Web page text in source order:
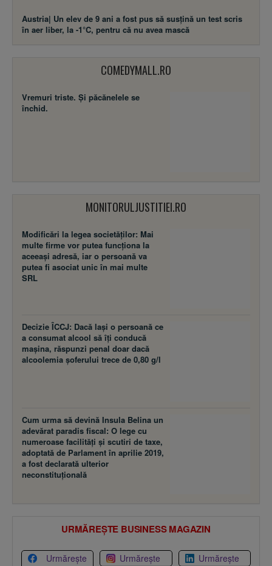
Austria| Un elev de 9 ani a fost pus să susţină un test scris
în aer liber, la -1°C, pentru că nu avea mască
COMEDYMALL.RO
Vremuri triste. Şi păcănelele se
închid.
MONITORULJUSTITIEI.RO
Modificări la legea societăţilor: Mai
multe firme vor putea funcţiona la
aceeaşi adresă, iar o persoană va
putea fi asociat unic în mai multe
SRL
Decizie ÎCCJ: Dacă laşi o persoană ce
a consumat alcool să îţi conducă
maşina, răspunzi penal doar dacă
alcoolemia şoferului trece de 0,80 g/l
Cum urma să devină Insula Belina un
adevărat paradis fiscal: O lege cu
numeroase facilităţi şi scutiri de taxe,
adoptată de Parlament în aprilie 2019,
a fost declarată ulterior
neconstituţională
URMĂREȘTE BUSINESS MAGAZIN
Urmărește Urmărește Urmărește